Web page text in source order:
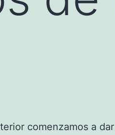
comenzamos a